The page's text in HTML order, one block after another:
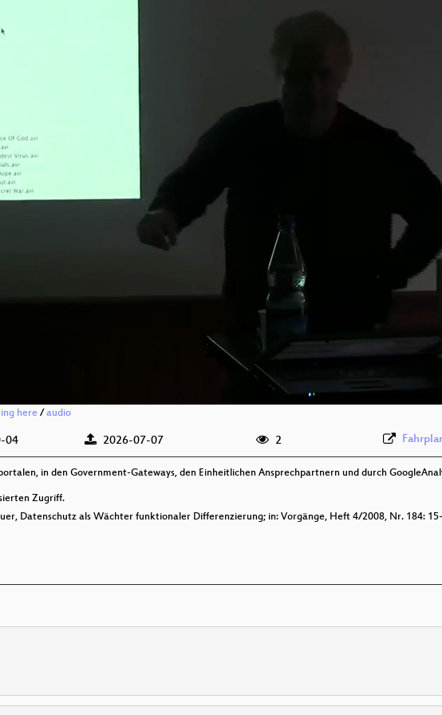
here/ audio
04 2026-07-07 2
in den Government-Gateways, den Einheitlichen Ansprechpartnern und durch
Zugriff.
Datenschutz als Wächter funktionaler Differenzierung; in: Vorgänge, Heft 4/2008, Nr. 184: